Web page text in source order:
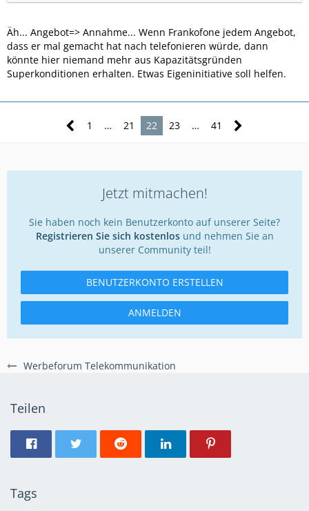
Werbeforum Telekommunikation
Äh... Angebot=> Annahme... Wenn Frankofone jedem Angebot,
dass er mal gemacht hat nach telefonieren würde, dann
könnte hier niemand mehr aus Kapazitätsgründen
Superkonditionen erhalten. Etwas Eigeninitiative soll helfen.
1 … 21 22 23 … 41
Jetzt mitmachen!
Sie haben noch kein Benutzerkonto auf unserer Seite?
Registrieren Sie sich kostenlosund nehmen Sie an
unserer Community teil!
BENUTZERKONTO ERSTELLEN
ANMELDEN
Teilen
Tags